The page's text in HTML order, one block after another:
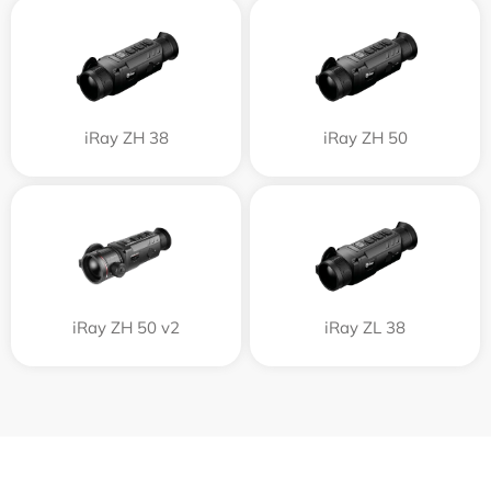
iRay ZH 38 iRay ZH 50
iRay ZH 50 v2 iRay ZL 38